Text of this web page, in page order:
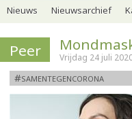
Nieuws Nieuwsarchief
Peer Vrijdag 24 juli
#samentegencorona